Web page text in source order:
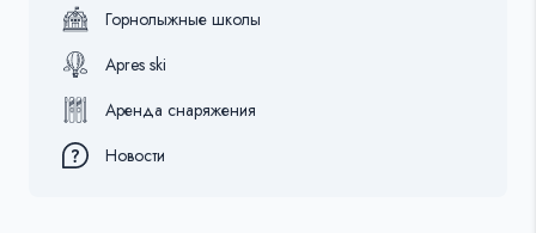
Горнолыжные школы
Apres ski
Аренда снаряжения
Новости